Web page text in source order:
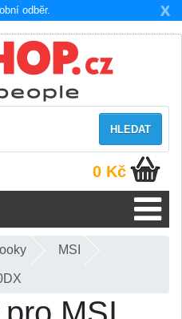
X
odběr.
HLEDAT
0 Kč
MSI